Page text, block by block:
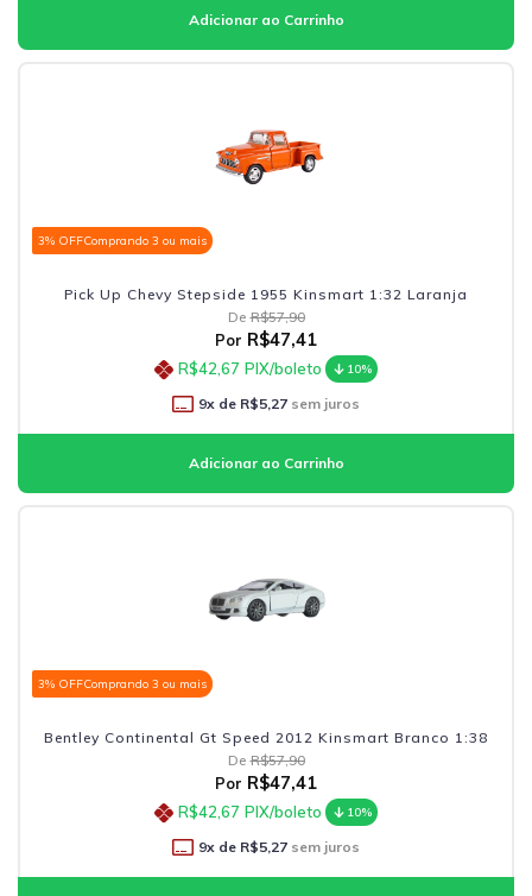
3% OFFComprando 3 ou mais
Pick Up Chevy Stepside 1955 Kinsmart 1:32 Laranja
De R$57,90
Por R$47,41
R$42,67 PIX/boleto 10%
9x de R$5,27 sem juros
3% OFFComprando 3 ou mais
Bentley Continental Gt Speed 2012 Kinsmart Branco 1:38
De R$57,90
Por R$47,41
R$42,67 PIX/boleto 10%
9x de R$5,27 sem juros